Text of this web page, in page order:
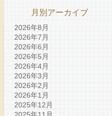
月別アーカイブ
2026年8月
2026年7月
2026年6月
2026年5月
2026年4月
2026年3月
2026年2月
2026年1月
2025年12月